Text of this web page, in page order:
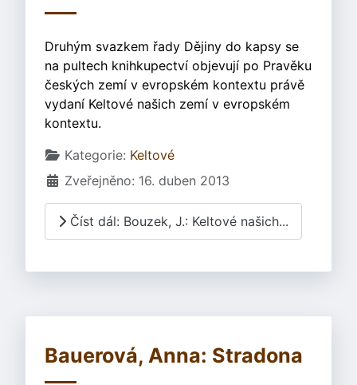
Druhým svazkem řady Dějiny do kapsy se
na pultech knihkupectví objevují po Pravěku
českých zemí v evropském kontextu právě
vydaní Keltové našich zemí v evropském
kontextu.
Základní údaje
Kategorie: Keltové
Zveřejněno: 16. duben 2013
Číst dál: Bouzek, J.: Keltové našich...
Bauerová, Anna: Stradona